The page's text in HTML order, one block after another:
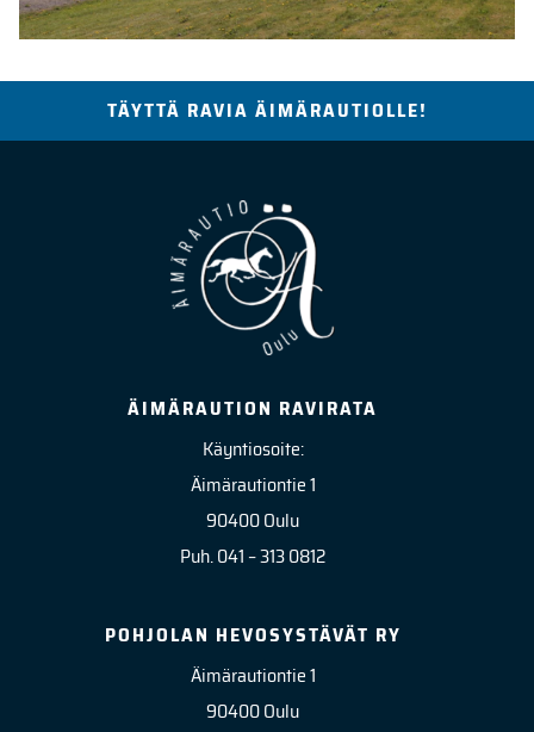
TÄYTTÄ RAVIA ÄIMÄRAUTIOLLE!
ÄIMÄRAUTION RAVIRATA
Käyntiosoite:
Äimärautiontie 1
90400 Oulu
Puh. 041 – 313 0812
POHJOLAN HEVOSYSTÄVÄT RY
Äimärautiontie 1
90400 Oulu